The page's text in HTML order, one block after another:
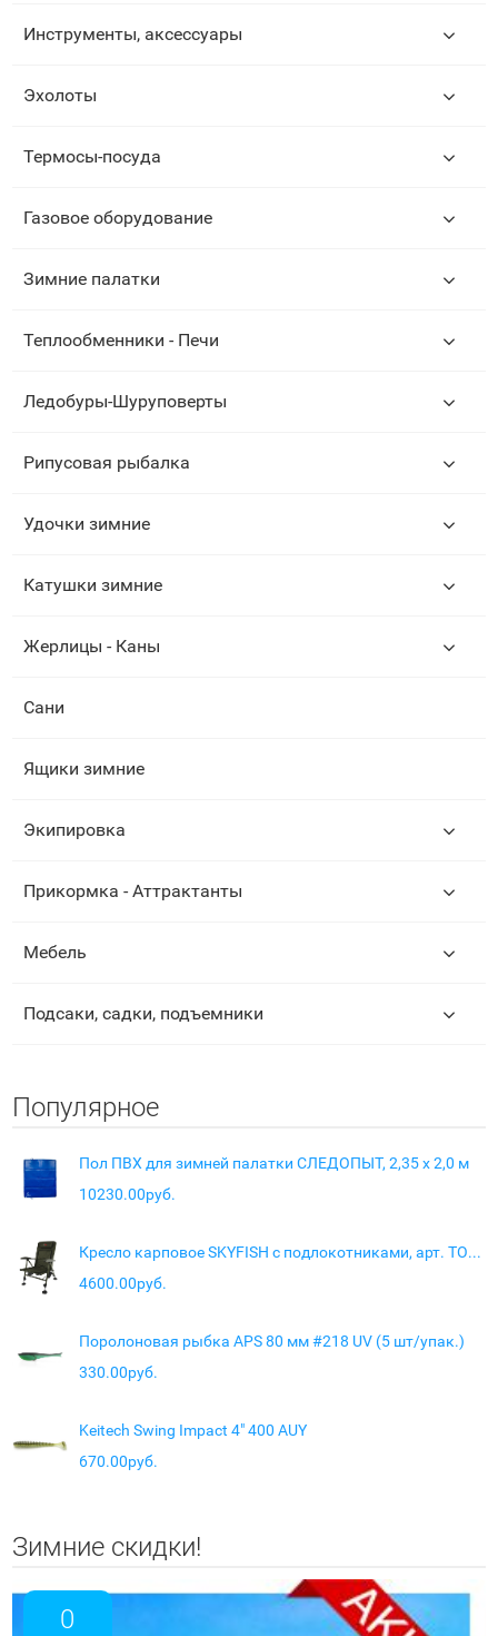
Инструменты, аксессуары
Эхолоты
Термосы-посуда
Газовое оборудование
Зимние палатки
Теплообменники - Печи
Ледобуры-Шуруповерты
Рипусовая рыбалка
Удочки зимние
Катушки зимние
Жерлицы - Каны
Сани
Ящики зимние
Экипировка
Прикормка - Аттрактанты
Мебель
Подсаки, садки, подъемники
Популярное
Пол ПВХ для зимней палатки СЛЕДОПЫТ, 2,35 х 2,0 м
10230.00руб.
Кресло карповое SKYFISH с подлокотниками, арт. TOS13
4600.00руб.
Поролоновая рыбка APS 80 мм #218 UV (5 шт/упак.)
330.00руб.
Keitech Swing Impact 4" 400 AUY
670.00руб.
Зимние скидки!
0